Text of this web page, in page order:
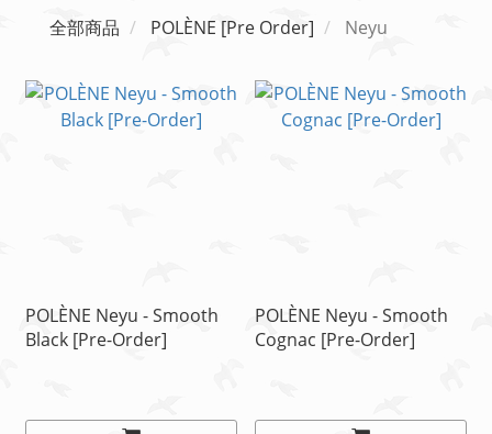
全部商品 POLÈNE [Pre Order] Neyu
POLÈNE Neyu - Smooth
Black [Pre-Order]
POLÈNE Neyu - Smooth
Cognac [Pre-Order]